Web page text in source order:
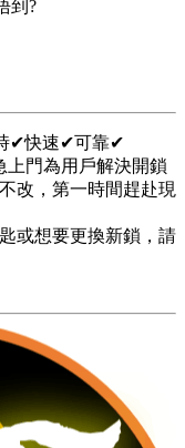
到?
✔快速✔可靠✔
上門為用戶解決開鎖
改，第一時間趕赴現
或想要更換新鎖，請